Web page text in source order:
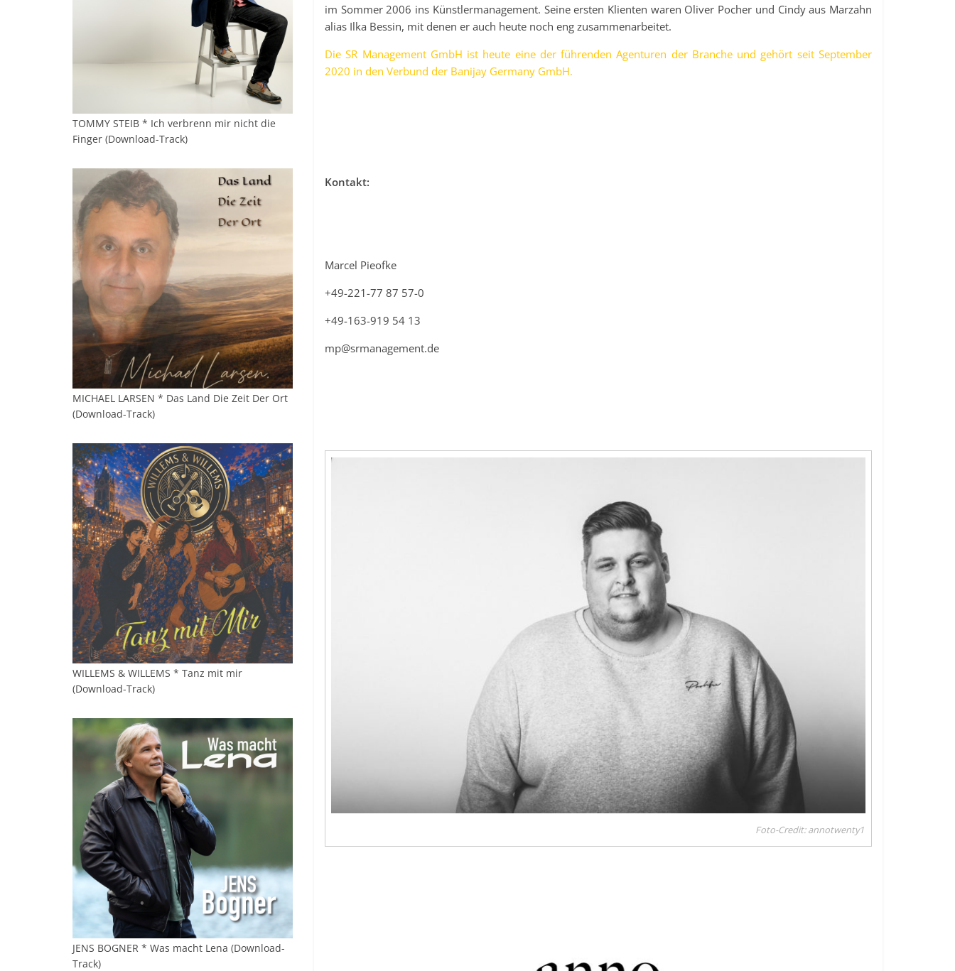
im Sommer 2006 ins Künstlermanagement. Seine ersten Klienten waren Oliver Pocher und Cindy aus Marzahn
alias Ilka Bessin, mit denen er auch heute noch eng zusammenarbeitet.
Die SR Management GmbH ist heute eine der führenden Agenturen der Branche und gehört seit September
2020 in den Verbund der Banijay Germany GmbH.
Kontakt:
Marcel Pieofke
+49-221-77 87 57-0
+49-163-919 54 13
mp@srmanagement.de
Foto-Credit: annotwenty1
TOMMY STEIB * Ich verbrenn mir nicht die
Finger (Download-Track)
MICHAEL LARSEN * Das Land Die Zeit Der Ort
(Download-Track)
WILLEMS & WILLEMS * Tanz mit mir
(Download-Track)
JENS BOGNER * Was macht Lena (Download-
Track)